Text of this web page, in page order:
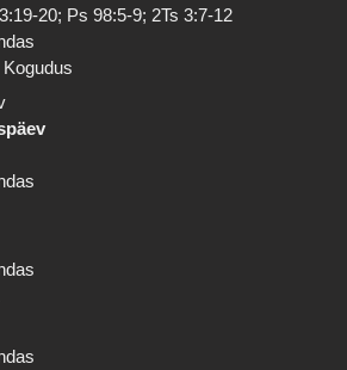
20; Ps 98:5-9; 2Ts 3:7-12